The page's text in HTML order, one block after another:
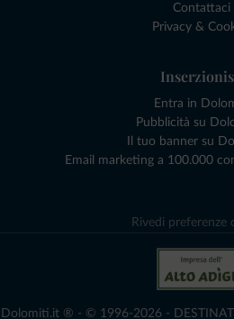
Contattaci
Privacy &
Entra in
Pubblicità su
Il tuo banner su
Email marketing a 100.000
Rivedi preferenze
Dolomiti.it ® - © 1996-2026 -